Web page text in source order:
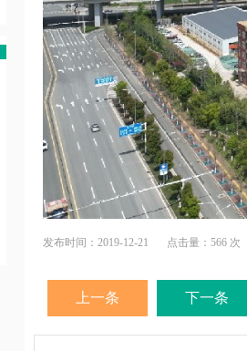
发布时间：2019-12-21 点击量：566 次
上一条 下一条